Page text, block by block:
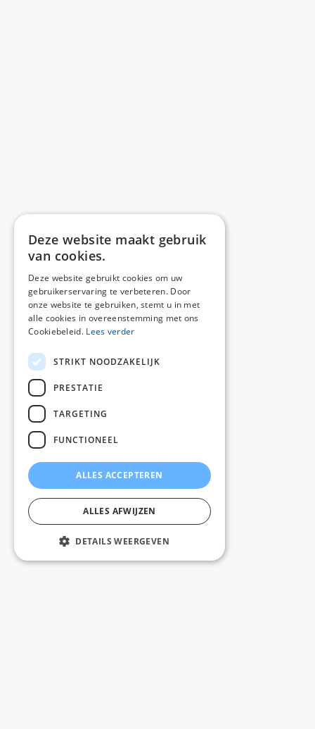
Deze website maakt gebruik
van cookies.
Deze website gebruikt cookies om uw
gebruikerservaring te verbeteren. Door
onze website te gebruiken, stemt u in met
alle cookies in overeenstemming met ons
Cookiebeleid. Lees verder
STRIKT NOODZAKELIJK
PRESTATIE
TARGETING
FUNCTIONEEL
ALLES ACCEPTEREN
ALLES AFWIJZEN
DETAILS WEERGEVEN